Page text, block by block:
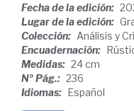
Fecha de la edición:
Lugar de la edición:
Colección: Análisis y
Encuadernación:
Medidas: 24 cm
Nº Pág.: 236
Idiomas: Español